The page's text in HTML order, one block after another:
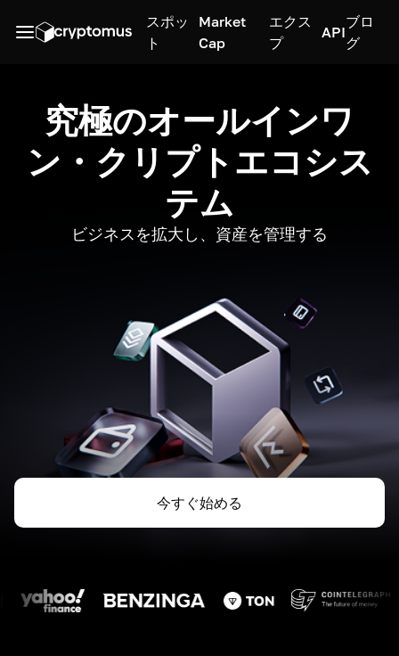
スポッ
ト
Market
Cap
エクス
プ
API
ブロ
グ
究極のオールインワ
ン・クリプトエコシス
テム
ビジネスを拡大し、資産を管理する
今すぐ始める